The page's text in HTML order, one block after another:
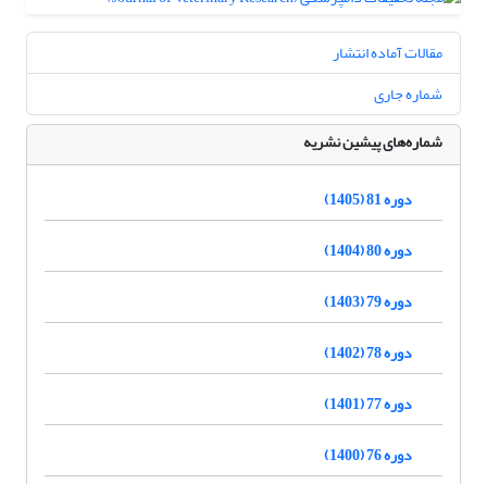
مقالات آماده انتشار
شماره جاری
شماره‌های پیشین نشریه
دوره 81 (1405)
دوره 80 (1404)
دوره 79 (1403)
دوره 78 (1402)
دوره 77 (1401)
دوره 76 (1400)